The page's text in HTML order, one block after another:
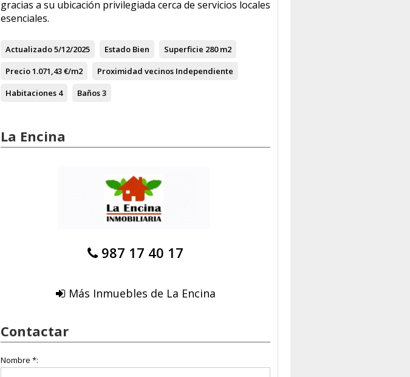
gracias a su ubicación privilegiada cerca de servicios locales
esenciales.
Actualizado5/12/2025 Estado Bien Superficie 280 m2
Precio1.071,43 €/m2 Proximidad vecinos Independiente
Habitaciones 4 Baños3
La Encina
987 17 40 17
Más Inmuebles de La Encina
Contactar
Nombre *: